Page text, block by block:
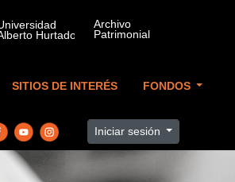
SITIOS DE INTERÉS FONDOS
Iniciar sesión